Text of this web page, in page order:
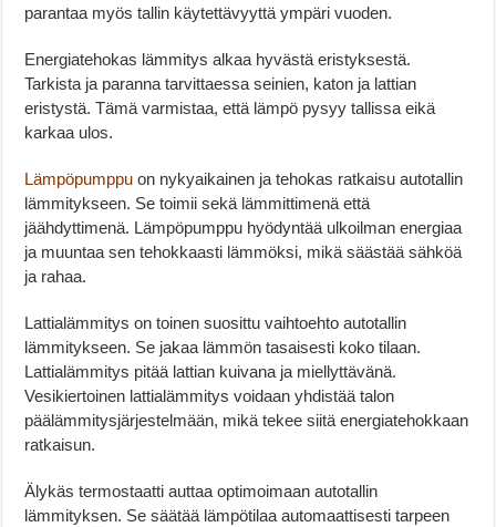
parantaa myös tallin käytettävyyttä ympäri vuoden.
Energiatehokas lämmitys alkaa hyvästä eristyksestä.
Tarkista ja paranna tarvittaessa seinien, katon ja lattian
eristystä. Tämä varmistaa, että lämpö pysyy tallissa eikä
karkaa ulos.
Lämpöpumppu on nykyaikainen ja tehokas ratkaisu autotallin
lämmitykseen. Se toimii sekä lämmittimenä että
jäähdyttimenä. Lämpöpumppu hyödyntää ulkoilman energiaa
ja muuntaa sen tehokkaasti lämmöksi, mikä säästää sähköä
ja rahaa.
Lattialämmitys on toinen suosittu vaihtoehto autotallin
lämmitykseen. Se jakaa lämmön tasaisesti koko tilaan.
Lattialämmitys pitää lattian kuivana ja miellyttävänä.
Vesikiertoinen lattialämmitys voidaan yhdistää talon
päälämmitysjärjestelmään, mikä tekee siitä energiatehokkaan
ratkaisun.
Älykäs termostaatti auttaa optimoimaan autotallin
lämmityksen. Se säätää lämpötilaa automaattisesti tarpeen